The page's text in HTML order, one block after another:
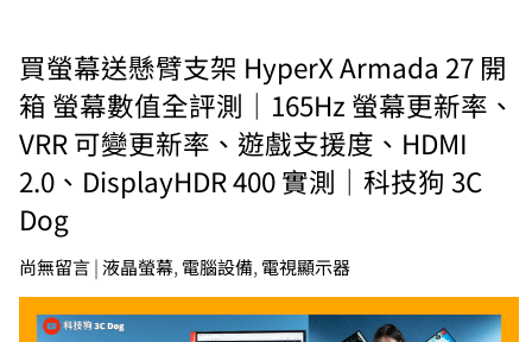
買螢幕送懸臂支架 HyperX Armada 27 開
箱 螢幕數值全評測｜165Hz 螢幕更新率、
VRR 可變更新率、遊戲支援度、HDMI
2.0、DisplayHDR 400 實測｜科技狗 3C
Dog
尚無留言|液晶螢幕, 電腦設備, 電視顯示器